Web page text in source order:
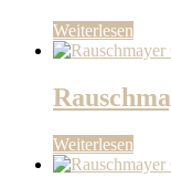
Weiterlesen
Weiterlesen